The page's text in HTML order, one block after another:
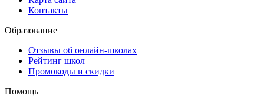
Контакты
Образование
Отзывы об онлайн-школах
Рейтинг школ
Промокоды и скидки
Помощь